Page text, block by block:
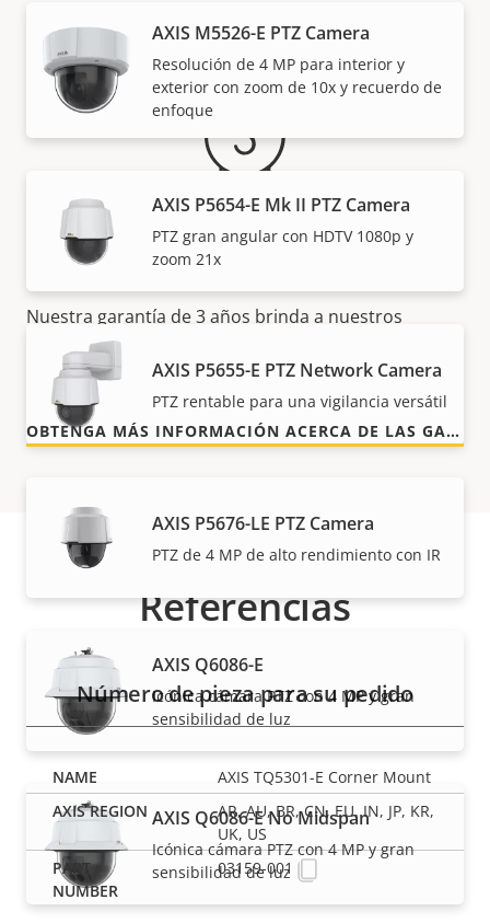
AXIS M5526-E PTZ Camera
Resolución de 4 MP para interior y
exterior con zoom de 10x y recuerdo de
enfoque
AXIS P5654-E Mk II PTZ Camera
PTZ gran angular con HDTV 1080p y
zoom 21x
AXIS P5655-E PTZ Network Camera
PTZ rentable para una vigilancia versátil
AXIS P5676-LE PTZ Camera
PTZ de 4 MP de alto rendimiento con IR
AXIS Q6086-E
Icónica cámara PTZ con 4 MP y gran
sensibilidad de luz
AXIS Q6086-E No Midspan
Icónica cámara PTZ con 4 MP y gran
sensibilidad de luz
Garantía
Para mayor tranquilidad
Nuestra garantía de 3 años brinda a nuestros
clientes un uso sin preocupaciones y un control de
los costes.
OBTENGA MÁS INFORMACIÓN ACERCA DE LAS GARANTÍAS DE AXIS
Referencias
Número de pieza para su pedido
AXIS TQ5301-E Corner Mount
AR, AU, BR, CN, EU, IN, JP, KR,
UK, US
03159-001